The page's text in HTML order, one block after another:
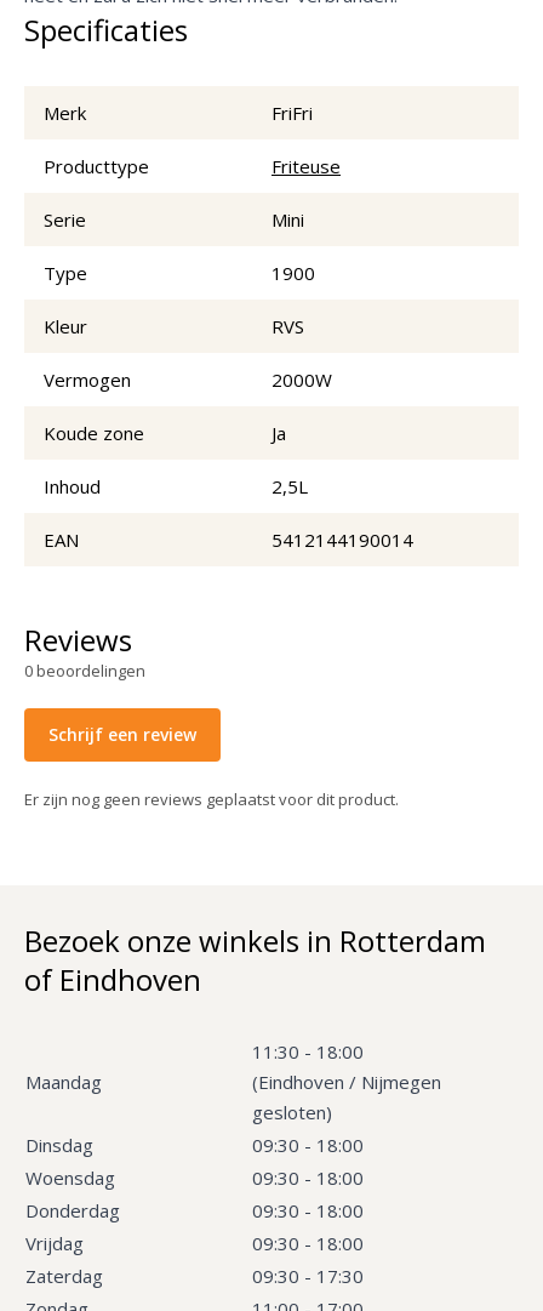
Specificaties
Merk FriFri
Producttype Friteuse
Serie Mini
Type 1900
Kleur RVS
Vermogen 2000W
Koude zone Ja
Inhoud 2,5L
EAN 5412144190014
Reviews
0beoordelingen
Schrijf een review
Er zijn nog geen reviews geplaatst voor dit product.
Bezoek onze winkels in Rotterdam
of Eindhoven
Maandag
11:30 - 18:00
(Eindhoven / Nijmegen
gesloten)
Dinsdag
09:30 - 18:00
Woensdag
09:30 - 18:00
Donderdag
09:30 - 18:00
Vrijdag
09:30 - 18:00
Zaterdag
09:30 - 17:30